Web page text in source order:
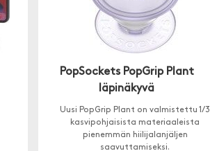
PopSockets PopGrip Plant
läpinäkyvä
Uusi PopGrip Plant on valmistettu 1/3
kasvipohjaisista materiaaleista
pienemmän hiilijalanjäljen
saavuttamiseksi.